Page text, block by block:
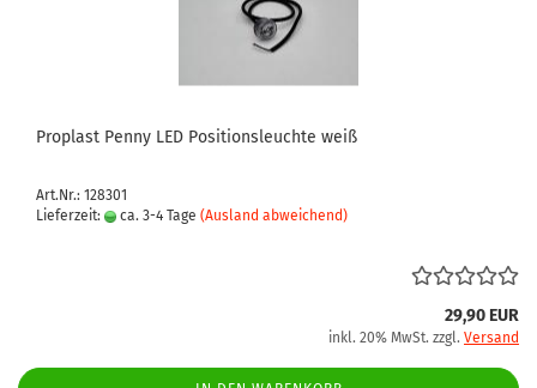
Proplast Penny LED Positionsleuchte weiß
Art.Nr.: 128301
Lieferzeit:
ca. 3-4 Tage (Ausland abweichend)
29,90 EUR
inkl. 20% MwSt. zzgl. Versand